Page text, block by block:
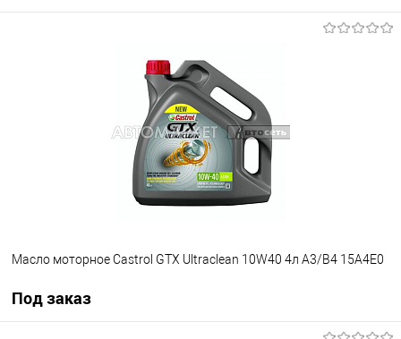
В наличии
Масло моторное Castrol GTX Ultraclean 10W40 4л A3/B4 15A4E0
Под заказ